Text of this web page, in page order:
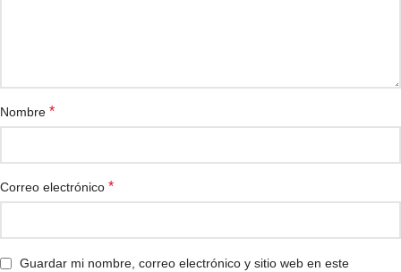
Nombre *
Correo electrónico *
Guardar mi nombre, correo electrónico y sitio web en este